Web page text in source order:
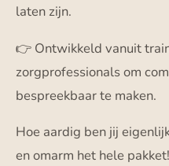
laten zijn.
👉 Ontwikkeld vanuit
zorgprofessionals om
bespreekbaar te maken.
Hoe aardig ben jij
en omarm het hele pakket!